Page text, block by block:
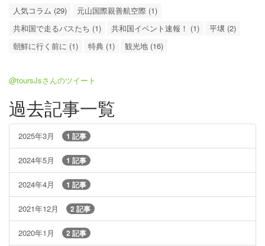
人気コラム (29)
元山国際親善航空際 (1)
共和国で走るバスたち (1)
共和国イベント速報！ (1)
平壌 (2)
朝鮮に行く前に (1)
特典 (1) 観光地 (16)
@toursJsさんのツイート
過去記事一覧
2025年3月 1 記事
2024年5月 1 記事
2024年4月 1 記事
2021年12月 2 記事
2020年1月 2 記事